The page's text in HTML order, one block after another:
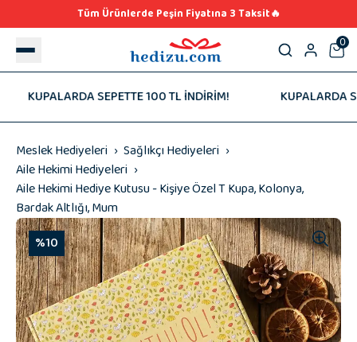
Tüm Ürünlerde Peşin Fiyatına 3 Taksit🔥
0
KUPALARDA SEPETTE 100 TL İNDİRİM! KUPALARDA
Meslek Hediyeleri
Sağlıkçı Hediyeleri
Aile Hekimi Hediyeleri
Aile Hekimi Hediye Kutusu - Kişiye Özel T Kupa, Kolonya,
Bardak Altlığı, Mum
%10